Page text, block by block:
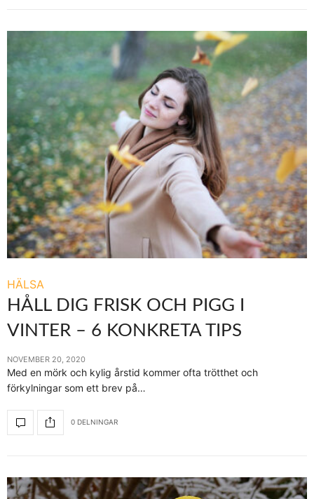
HÄLSA
HÅLL DIG FRISK OCH PIGG I
VINTER – 6 KONKRETA TIPS
NOVEMBER 20, 2020
Med en mörk och kylig årstid kommer ofta trötthet och
förkylningar som ett brev på…
0 DELNINGAR